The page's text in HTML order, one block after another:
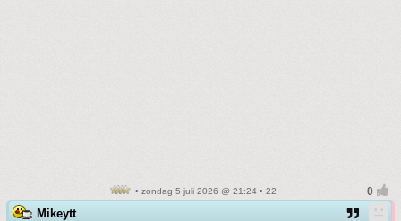
• zondag 5 juli 2026 @ 21:24 • 22
Mikeytt